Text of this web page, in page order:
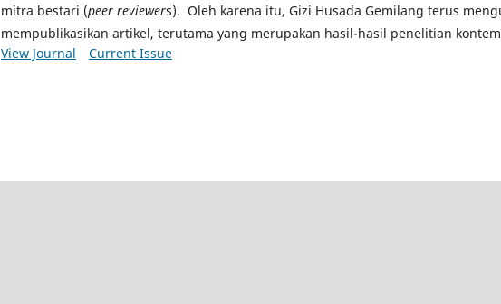
mitra bestari (peer reviewers). Oleh karena itu, Gizi Husada Gemilang terus
mempublikasikan artikel, terutama yang merupakan hasil-hasil penelitian
View Journal
Current Issue